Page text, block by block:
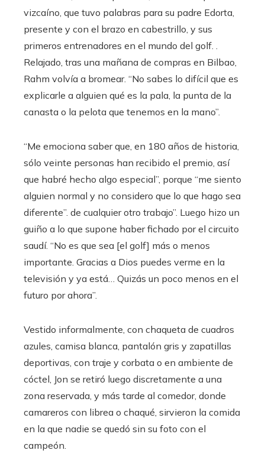
vizcaíno, que tuvo palabras para su padre Edorta,
presente y con el brazo en cabestrillo, y sus
primeros entrenadores en el mundo del golf. .
Relajado, tras una mañana de compras en Bilbao,
Rahm volvía a bromear. “No sabes lo difícil que es
explicarle a alguien qué es la pala, la punta de la
canasta o la pelota que tenemos en la mano”.
“Me emociona saber que, en 180 años de historia,
sólo veinte personas han recibido el premio, así
que habré hecho algo especial”, porque “me siento
alguien normal y no considero que lo que hago sea
diferente”. de cualquier otro trabajo”. Luego hizo un
guiño a lo que supone haber fichado por el circuito
saudí. “No es que sea [el golf] más o menos
importante. Gracias a Dios puedes verme en la
televisión y ya está… Quizás un poco menos en el
futuro por ahora”.
Vestido informalmente, con chaqueta de cuadros
azules, camisa blanca, pantalón gris y zapatillas
deportivas, con traje y corbata o en ambiente de
cóctel, Jon se retiró luego discretamente a una
zona reservada, y más tarde al comedor, donde
camareros con librea o chaqué, sirvieron la comida
en la que nadie se quedó sin su foto con el
campeón.